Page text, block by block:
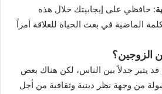
: حافظي على إيجابيتك خلال هذه
الماضية في بعث الحياة للعلاقة أمراً
الزوجين؟
يثير جدلاً بين الناس، لكن هناك بعض
من وجهة نظر دينية وثقافية من أجل